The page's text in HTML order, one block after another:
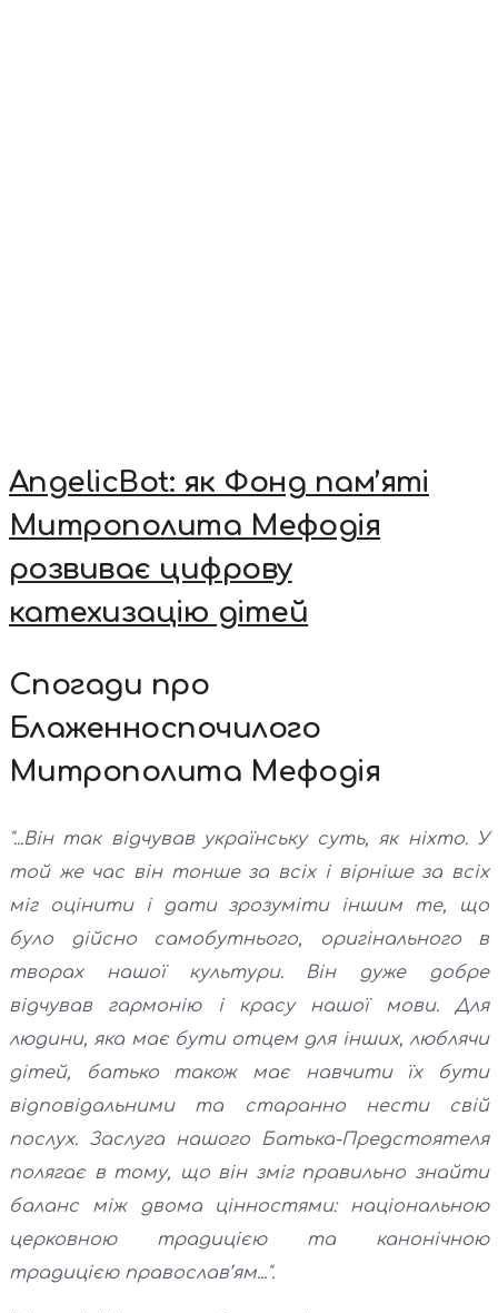
AngelicBot: як Фонд пам’яті
Митрополита Мефодія
розвиває цифрову
катехизацію дітей
Спогади про
Блаженноспочилого
Митрополита Мефодія
"...Він так відчував українську суть, як ніхто. У
той же час він тонше за всіх і вірніше за всіх
міг оцінити і дати зрозуміти іншим те, що
було дійсно самобутнього, оригінального в
творах нашої культури. Він дуже добре
відчував гармонію і красу нашої мови. Для
людини, яка має бути отцем для інших, люблячи
дітей, батько також має навчити їх бути
відповідальними та старанно нести свій
послух. Заслуга нашого Батька-Предстоятеля
полягає в тому, що він зміг правильно знайти
баланс між двома цінностями: національною
церковною традицією та канонічною
традицією православ’ям...".